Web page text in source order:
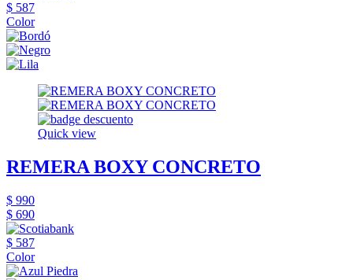
$ 587
Color
Quick view
REMERA BOXY CONCRETO
$ 990
$ 690
$ 587
Color